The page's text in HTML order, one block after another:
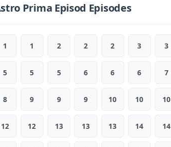
Prima Episod Episodes
1 1 2 2 2 3 3
5 5 5 6 6 6 7
8 9 9 9 10 10 10
12 12 13 13 13 14 14